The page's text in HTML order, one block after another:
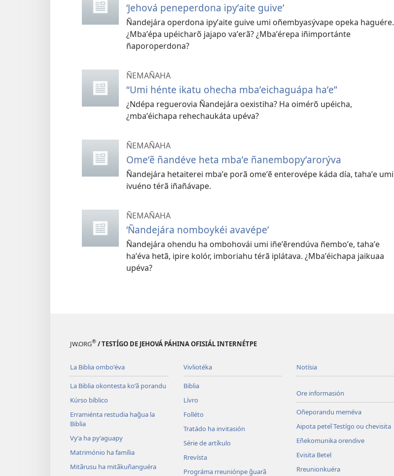
‘Jehová peneperdona ipyʼaite guive’
Ñandejára operdona ipyʼaite guive umi oñembyasývape opeka haguére.
¿Mbaʼépa upéicharõ jajapo vaʼerã? ¿Mbaʼérepa iñimportánte
ñaporoperdona?
ÑEMAÑAHA
“Umi hénte ikatu ohecha mbaʼeichaguápa haʼe”
¿Ndépa reguerovia Ñandejára oexistiha? Ha oimérõ upéicha,
¿mbaʼéichapa rehechaukáta upéva?
ÑEMAÑAHA
Omeʼẽ ñandéve heta mbaʼe ñanembopyʼarorýva
Ñandejára hetaiterei mbaʼe porã omeʼẽ enterovépe káda día, tahaʼe umi
ivuéno térã iñañávape.
ÑEMAÑAHA
‘Ñandejára nomboykéi avavépe’
Ñandejára ohendu ha ombohovái umi iñeʼẽrendúva ñemboʼe, tahaʼe
haʼéva hetã, ipire kolór, imboriahu térã iplátava. ¿Mbaʼéichapa jaikuaa
upéva?
JW.ORG® / TESTÍGO DE JEHOVÁ PÁHINA OFISIÁL INTERNÉTPE
La Biblia omboʼéva
La Biblia okontesta koʼã porandu
Kúrso bíblico
Erramiénta restudia hag̃ua la
Biblia
Vyʼa ha pyʼaguapy
Matrimónio ha família
Mitãrusu ha mitãkuñanguéra
Vivliotéka
Biblia
Lívro
Folléto
Tratádo ha invitasión
Série de artíkulo
Rrevísta
Prográma rreuniónpe g̃uarã
Notísia
Ore informasión
Oñeporandu meméva
Aipota peteĩ Testígo ou chevisita
Eñekomunika orendive
Evisita Betel
Rreunionkuéra